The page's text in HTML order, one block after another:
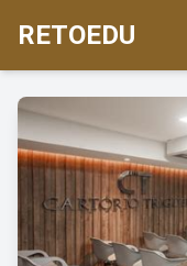
RETOEDU